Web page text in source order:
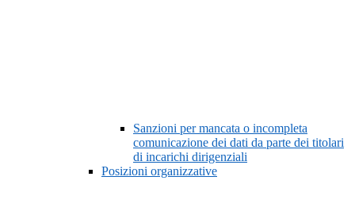
Sanzioni per mancata o incompleta
comunicazione dei dati da parte dei titolari
di incarichi dirigenziali
Posizioni organizzative